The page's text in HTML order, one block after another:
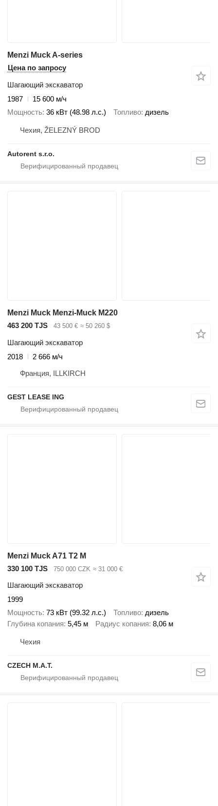
Menzi Muck A-series
Цена по запросу
Шагающий экскаватор
1987
15 600 м/ч
Мощность 36 кВт (48.98 л.с.) Топливо дизель
Чехия, ŽELEZNÝ BROD
Autorent s.r.o.
Menzi Muck Menzi-Muck M220
463 200 TJS
43 500 € ≈ 50 260 $
Шагающий экскаватор
2018
2 666 м/ч
Франция, ILLKIRCH
GEST LEASE ING
Menzi Muck A71 T2 M
330 100 TJS
750 000 CZK ≈ 31 000 €
Шагающий экскаватор
1999
Мощность 73 кВт (99.32 л.с.) Топливо дизель
Глубина копания 5,45 м Радиус копания 8,06 м
Чехия
CZECH M.A.T.